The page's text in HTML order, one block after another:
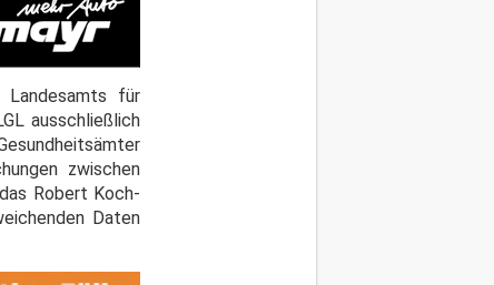
Landesamts für
ausschließlich
zwischen
Robert Koch-
Daten